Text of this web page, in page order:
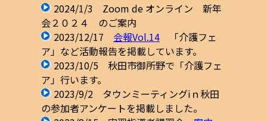
2024/1/3 Zoom de オンライン 新年
会２０２４ のご案内
2023/12/17 会報Vol.14 「介護フェ
ア」など活動報告を掲載しています。
2023/10/5 秋田市御所野で「介護フェ
ア」行います。
2023/9/2 タウンミーティングiｎ秋田
の参加者アンケートを掲載しました。